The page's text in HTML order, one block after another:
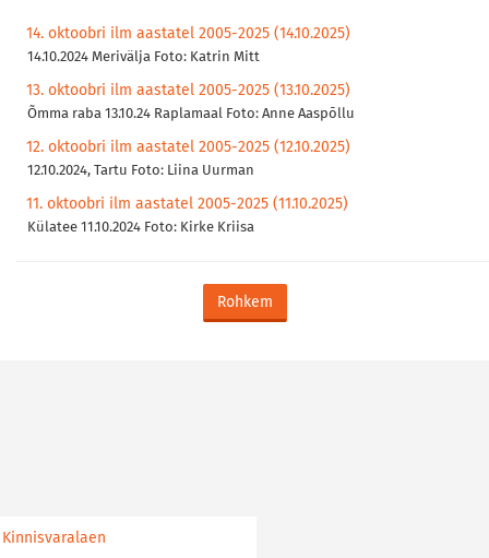
14. oktoobri ilm aastatel 2005-2025 (14.10.2025)
14.10.2024 Merivälja Foto: Katrin Mitt
13. oktoobri ilm aastatel 2005-2025 (13.10.2025)
Õmma raba 13.10.24 Raplamaal Foto: Anne Aaspõllu
12. oktoobri ilm aastatel 2005-2025 (12.10.2025)
12.10.2024, Tartu Foto: Liina Uurman
11. oktoobri ilm aastatel 2005-2025 (11.10.2025)
Külatee 11.10.2024 Foto: Kirke Kriisa
Rohkem
Kinnisvaralaen